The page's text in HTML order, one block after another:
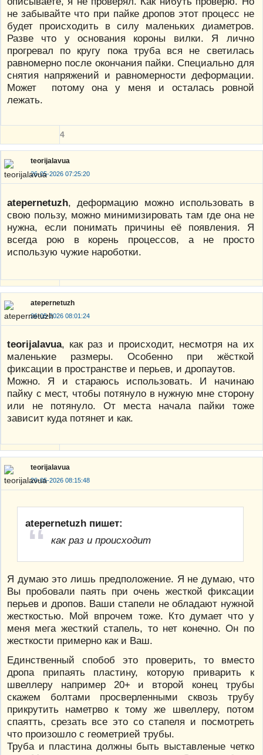
не забывайте что при пайке дропов этот процесс не
будет происходить в силу маленьких диаметров.
Разве что у основания короны вилки. Я лично
прогревал по кругу пока труба вся не светилась
равномерно после окончания пайки. Специально для
снятия напряжений и равномерности деформации.
Может потому она у меня и осталась ровной
лежать.
4
teorijalavua
26-05-2026 07:25:20
atepernetuzh, деформацию можно использовать в
свою пользу, можно минимизировать там где она не
нужна, если понимать причины её появления. Я
всегда рою в корень процессов, а не просто
использую чужие нароботки.
atepernetuzh
26-05-2026 08:01:24
teorijalavua, как раз и происходит, несмотря на их
маленькие размеры. Особенно при жёсткой
фиксации в пространстве и перьев, и дропаутов.
Можно. Я и стараюсь использовать. И начинаю
пайку с мест, чтобы потянуло в нужную мне сторону
или не потянуло. От места начала пайки тоже
зависит куда потянет и как.
teorijalavua
26-05-2026 08:15:48
atepernetuzh пишет:
как раз и происходит
Я думаю это лишь предположение. Я не думаю, что
Вы пробовали паять при очень жесткой фиксации
перьев и дропов. Ваши стапели не обладают нужной
жесткостью. Мой впрочем тоже. Кто думает что у
меня мега жесткий стапель, то нет конечно. Он по
жесткости примерно как и Ваш.
Единственный спобоб это проверить, то вместо
дропа припаять пластину, которую приварить к
швеллеру например 20+ и второй конец трубы
скажем болтами просверленными сквозь трубу
прикрутить наметрво к тому же швеллеру, потом
спаятть, срезать все это со стапеля и посмотреть
что произошло с геометрией трубы.
Труба и пластина должны быть выставленые четко